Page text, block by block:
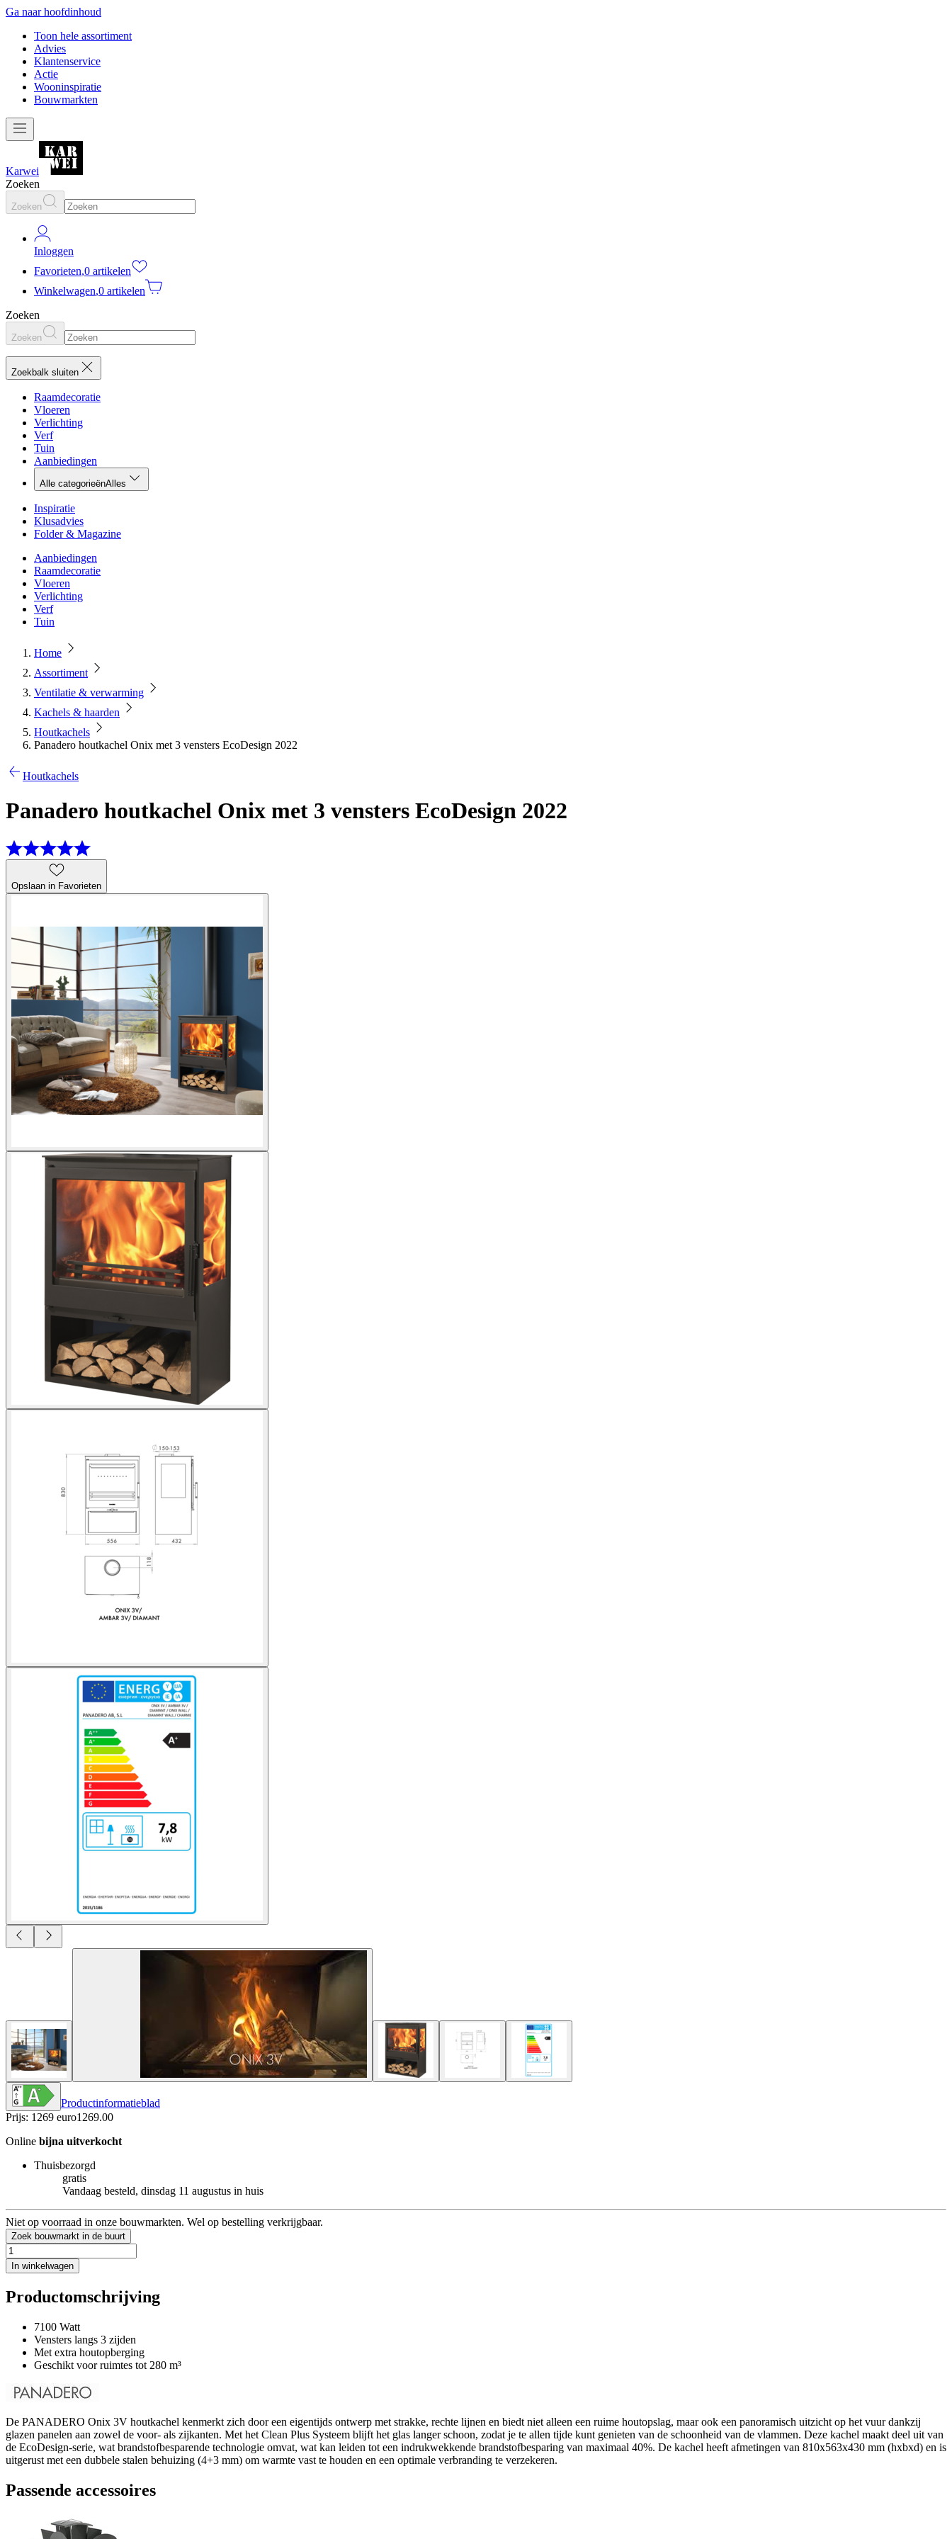
Ga naar hoofdinhoud
Toon hele assortiment
Advies
Klantenservice
Actie
Wooninspiratie
Bouwmarkten
Karwei
Zoeken
Zoeken
Inloggen
Favorieten,0 artikelen
Winkelwagen,0 artikelen
Zoeken
Zoeken
Zoekbalk sluiten
Raamdecoratie
Vloeren
Verlichting
Verf
Tuin
Aanbiedingen
Alle categorieënAlles
Inspiratie
Klusadvies
Folder & Magazine
Aanbiedingen
Raamdecoratie
Vloeren
Verlichting
Verf
Tuin
Home
Assortiment
Ventilatie & verwarming
Kachels & haarden
Houtkachels
Panadero houtkachel Onix met 3 vensters EcoDesign 2022
Houtkachels
Panadero houtkachel Onix met 3 vensters EcoDesign 2022
Opslaan in Favorieten
Productinformatieblad
Prijs: 1269 euro1269.00
Online bijna uitverkocht
Thuisbezorgd
gratis
Vandaag besteld, dinsdag 11 augustus in huis
Niet op voorraad in onze bouwmarkten. Wel op bestelling verkrijgbaar.
Zoek bouwmarkt in de buurt
In winkelwagen
Productomschrijving
7100 Watt
Vensters langs 3 zijden
Met extra houtopberging
Geschikt voor ruimtes tot 280 m³
De PANADERO Onix 3V houtkachel kenmerkt zich door een eigentijds ontwerp met strakke, rechte lijnen en biedt niet alleen een ruime houtopslag, maar ook een panoramisch uitzicht op het vuur dankzij
glazen panelen aan zowel de voor- als zijkanten. Met het Clean Plus Systeem blijft het glas langer schoon, zodat je te allen tijde kunt genieten van de schoonheid van de vlammen. Deze kachel maakt deel uit van
de EcoDesign-serie, wat brandstofbesparende technologie omvat, wat kan leiden tot een indrukwekkende brandstofbesparing van maximaal 40%. De kachel heeft afmetingen van 810x563x430 mm (hxbxd) en is
uitgerust met een dubbele stalen behuizing (4+3 mm) om warmte vast te houden en een optimale verbranding te verzekeren.
Passende accessoires